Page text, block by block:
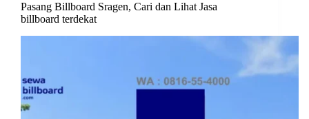
Pasang Billboard Sragen, Cari dan Lihat Jasa
billboard terdekat